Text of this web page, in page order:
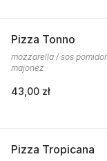
Pizza Tonno
mozzarella / sos
majonez
43,00 zł
Pizza Tropicana